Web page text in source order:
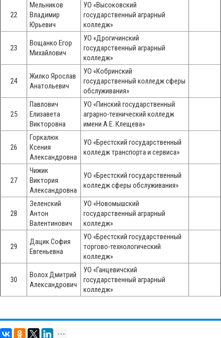
22
Мельников
Владимир
Юрьевич
УО «Высоковский
государственный аграрный
колледж»
23
Вощанко Егор
Михайлович
УО «Дрогичинский
государственный аграрный
колледж»
24
Жилко Ярослав
Анатольевич
УО «Кобринский
государственный колледж сферы
обслуживания»
25
Павлович
Елизавета
Викторовна
УО «Пинский государственный
аграрно-технический колледж
имени А.Е. Клещева»
26
Горкалюк
Ксения
Александровна
УО «Брестский государственный
колледж транспорта и сервиса»
27
Чижик
Виктория
Александровна
УО «Брестский государственный
колледж сферы обслуживания»
28
Зеленский
Антон
Валентинович
УО «Новомышский
государственный аграрный
колледж»
29
Дацик София
Евгеньевна
УО «Брестский государственный
торгово-технологический
колледж»
30
Волох Дмитрий
Александрович
УО «Ганцевичский
государственный аграрный
колледж»